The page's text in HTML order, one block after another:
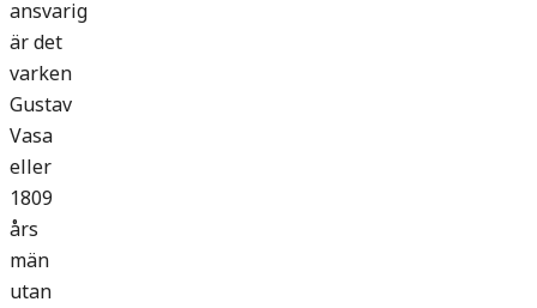
ansvarig
är det
varken
Gustav
Vasa
eller
1809
års
män
utan